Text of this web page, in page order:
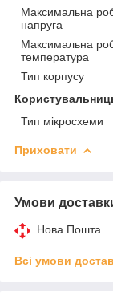
Максимальна
напруга
Максимальна
температура
Тип корпусу
Тип мікросхеми
Приховати
Умови
Нова Пошта
Всі умови